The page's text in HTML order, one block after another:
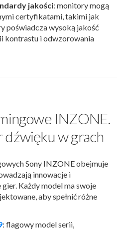
jakości: monitory mogą
certyfikatami, takimi jak
poświadcza wysoką jakość
kontrastu i odwzorowania
INZONE.
w grach
Sony INZONE obejmuje
innowacje i
Każdy model ma swoje
aby spełnić różne
: flagowy model serii,